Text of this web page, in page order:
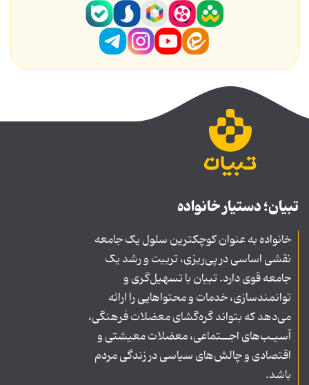
تبیان؛ دستیار خانواده
خانواده به عنوان کوچکترین سلول یک جامعه
نقشی اساسی در پی‌ریزی، تربیت و رشد یک
جامعه قوی دارد. تبیان با تسهیل‌گری و
توانمندسازی، خدمات و محتواهایی را ارائه
می‌دهد که بتواند گره‌گشای معضلات فرهنگی،
آسیـب‌های اجــتماعی، معضلات معیشتی و
اقتصادی و چالش‌های سیاسی در زندگی مردم
باشد.